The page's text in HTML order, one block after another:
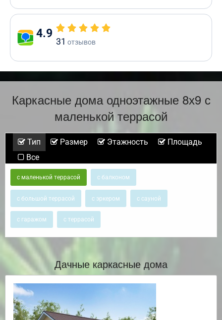
4.9
31 отзывов
Каркасные дома одноэтажные 8х9 с
маленькой террасой
Тип Размер Этажность
Площадь
Все
с маленькой террасой с балконом
с большой террасой с эркером с сауной
с гаражом с террасой
Дачные каркасные дома